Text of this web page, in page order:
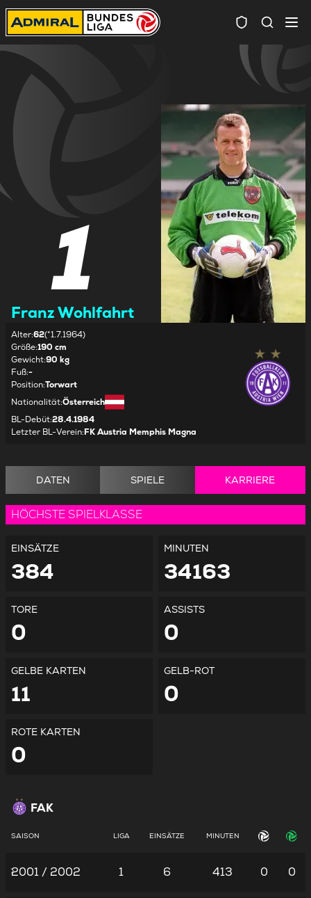
1
Franz Wohlfahrt
Alter:62(*1.7.1964)
Größe:190 cm
Gewicht:90 kg
Fuß:-
Position:Torwart
Nationalität:Österreich
BL-Debüt:28.4.1984
Letzter BL-Verein:FK Austria Memphis Magna
DATEN SPIELE KARRIERE
HÖCHSTE SPIELKLASSE
EINSÄTZE
384
MINUTEN
34163
TORE
0
ASSISTS
0
GELBE KARTEN
11
GELB-ROT
0
ROTE KARTEN
0
FAK
SAISON LIGA EINSÄTZE MINUTEN
2001 / 2002 1 6 413 0 0